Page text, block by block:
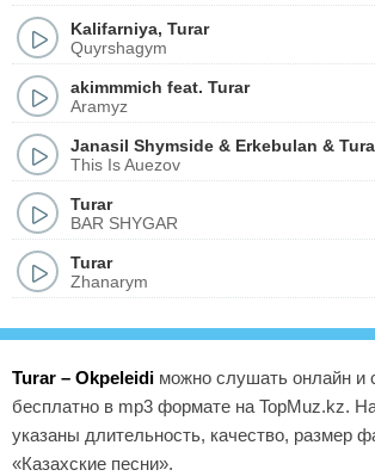
Kalifarniya, Turar
Quyrshagym
akimmmich feat. Turar
Aramyz
Janasil Shymside & Erkebulan &
This Is Auezov
Turar
BAR SHYGAR
Turar
Zhanarym
Turar – Okpeleidi можно слушать онлайн и
бесплатно в mp3 формате на TopMuz.kz.
указаны длительность, качество, размер
«Казахские песни».